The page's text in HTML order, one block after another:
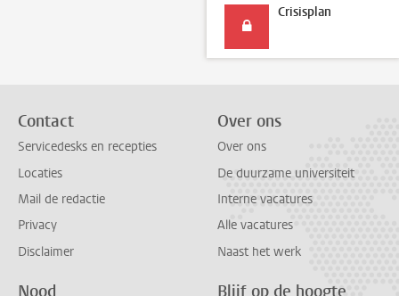
Crisisplan
Contact
Servicedesks en recepties
Locaties
Mail de redactie
Privacy
Disclaimer
Over ons
Over ons
De duurzame universiteit
Interne vacatures
Alle vacatures
Naast het werk
Nood Blijf op de hoogte